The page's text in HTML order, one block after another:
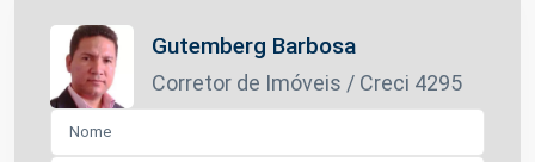
Gutemberg Barbosa
Corretor de Imóveis / Creci 4295